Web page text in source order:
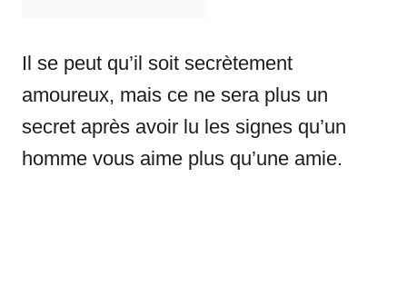
Il se peut qu’il soit secrètement
amoureux, mais ce ne sera plus un
secret après avoir lu les signes qu’un
homme vous aime plus qu’une amie.